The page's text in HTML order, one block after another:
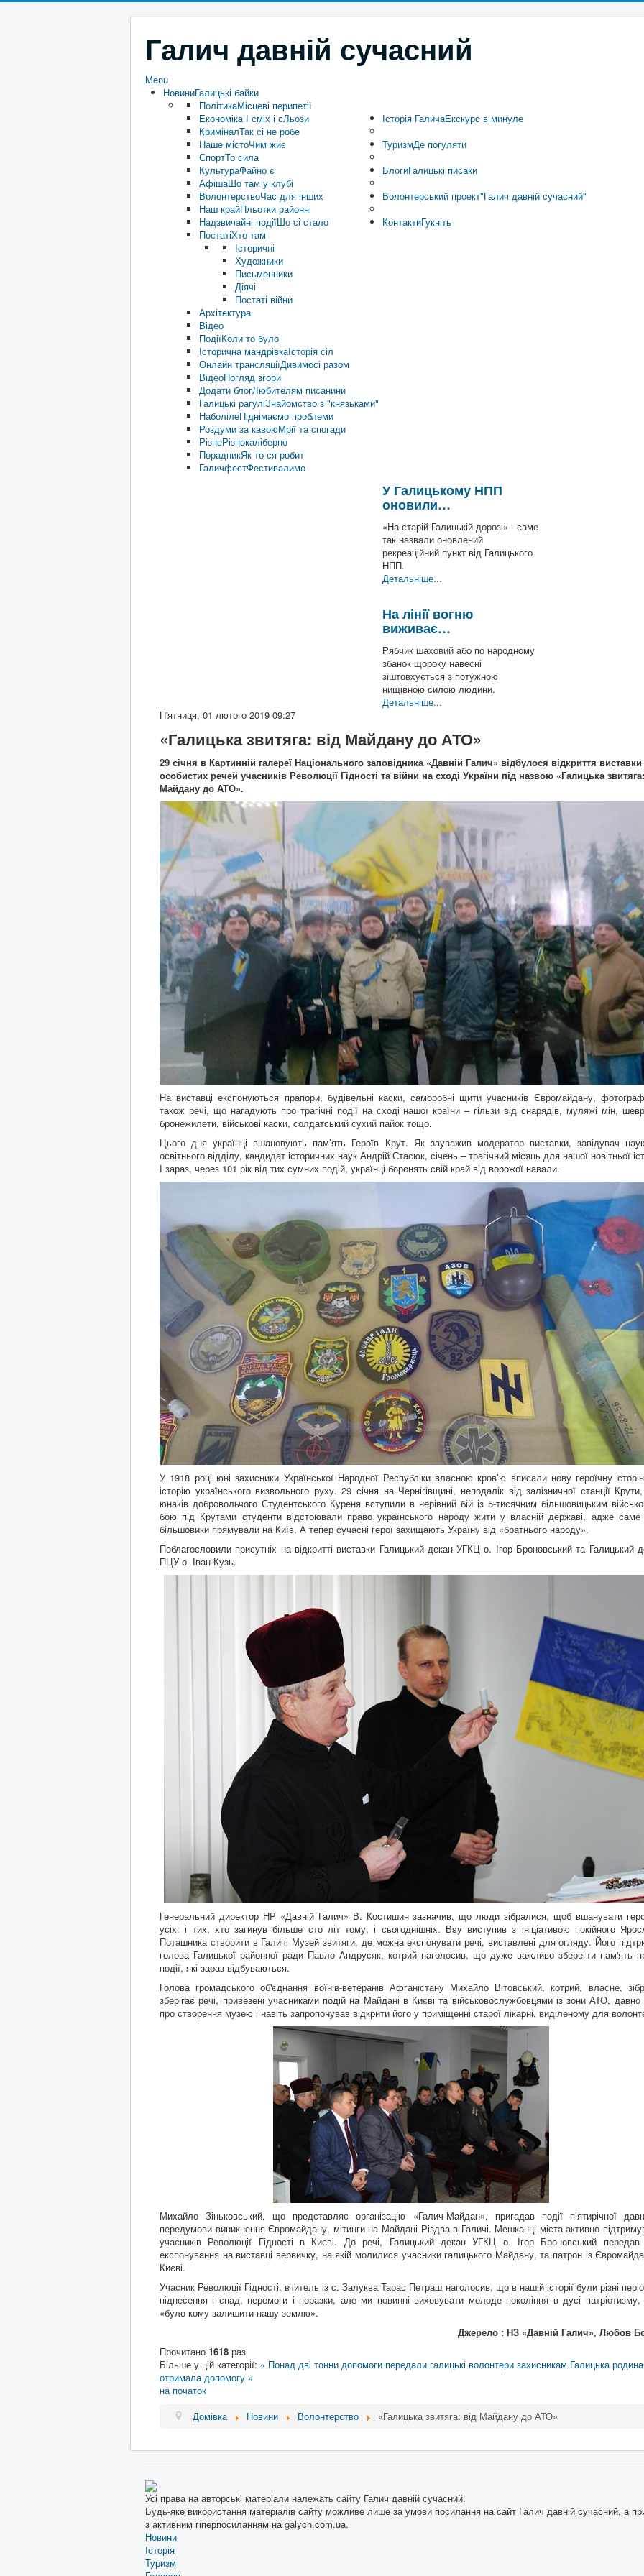
Галич давній сучасний
Menu
НовиниГалицькі байки
ПолітикаМісцеві перипетії
ЕкономікаІ сміх і сЛьози
КриміналТак сі не робе
Наше містоЧим жиє
СпортТо сила
КультураФайно є
АфішаШо там у клубі
ВолонтерствоЧас для інших
Наш крайПльотки районні
Надзвичайні подіїШо сі стало
Історія ГаличаЕкскурс в минуле
ПостатіХто там
Історичні
Художники
Письменники
Діячі
Постаті війни
Архітектура
Відео
ПодіїКоли то було
Історична мандрівкаІсторія сіл
ТуризмДе погуляти
Онлайн трансляціїДивимосі разом
ВідеоПогляд згори
БлогиГалицькі писаки
Додати блогЛюбителям писанини
Галицькі рагуліЗнайомство з "князьками"
НаболілеПіднімаємо проблеми
Роздуми за кавоюМрії та спогади
РізнеРізнокаліберно
ПорадникЯк то ся робит
Волонтерський проект"Галич давній сучасний"
ГаличфестФестивалимо
КонтактиГукніть
У Галицькому НПП
оновили…
«На старій Галицькій дорозі» - саме
так назвали оновлений
рекреаційний пункт від Галицького
НПП.
Детальніше...
На лінії вогню
виживає…
Рябчик шаховий або по народному
збанок щороку навесні
зіштовхується з потужною
нищівною силою людини.
Детальніше...
П'ятниця, 01 лютого 2019 09:27
«Галицька звитяга: від Майдану до АТО»
29 січня в Картинній галереї Національного заповідника «Давній Галич» відбулося відкриття виставки
особистих речей учасників Революції Гідності та війни на сході України під назвою «Галицька
Майдану до АТО».
На виставці експонуються прапори, будівельні каски, саморобні щити учасників Євромайдану,
також речі, що нагадують про трагічні події на сході нашої країни – гільзи від снарядів, муляжі мін,
бронежилети, військові каски, солдатський сухий пайок тощо.
Цього дня українці вшановують пам’ять Героїв Крут. Як зауважив модератор виставки, завідувач
освітнього відділу, кандидат історичних наук Андрій Стасюк, січень – трагічний місяць для нашої новітньої
І зараз, через 101 рік від тих сумних подій, українці боронять свій край від ворожої навали.
У 1918 році юні захисники Української Народної Республіки власною кров’ю вписали нову героїчну
історію українського визвольного руху. 29 січня на Чернігівщині, неподалік від залізничної станції
юнаків добровольчого Студентського Куреня вступили в нерівний бій із 5-тисячним більшовицьким
бою під Крутами студенти відстоювали право українського народу жити у власній державі, адже саме
більшовики прямували на Київ. А тепер сучасні герої захищають Україну від «братнього народу».
Поблагословили присутніх на відкритті виставки Галицький декан УГКЦ о. Ігор Броновський та Галицький
ПЦУ о. Іван Кузь.
Генеральний директор НP «Давній Галич» В. Костишин зазначив, що люди зібралися, щоб вшанувати
усіх: і тих, хто загинув більше сто літ тому, і сьогоднішніх. Вsy виступив з ініціативою покійного
Поташника створити в Галичі Музей звитяги, де можна експонувати речі, виставлені для огляду. Його
голова Галицької районної ради Павло Андрусяк, котрий наголосив, що дуже важливо зберегти пам'ять
події, які зараз відбуваються.
Голова громадського об'єднання воїнів-ветеранів Афганістану Михайло Вітовський, котрий, власне,
зберігає речі, привезені учасниками подій на Майдані в Києві та військовослужбовцями із зони АТО, давно
про створення музею і навіть запропонував відкрити його у приміщенні старої лікарні, виділеному для
Михайло Зіньковський, що представляє організацію «Галич-Майдан», пригадав події п’ятирічної
передумови виникнення Євромайдану, мітинги на Майдані Різдва в Галичі. Мешканці міста активно
учасників Революції Гідності в Києві. До речі, Галицький декан УГКЦ о. Ігор Броновський
експонування на виставці вервичку, на якій молилися учасники галицького Майдану, та патрон із
Києві.
Учасник Революції Гідності, вчитель із с. Залуква Тарас Петраш наголосив, що в нашій історії були різні
піднесення і спад, перемоги і поразки, але ми повинні виховувати молоде покоління в дусі
«було кому залишити нашу землю».
Джерело : НЗ «Давній Галич», Любов
Прочитано 1618 раз
Більше у цій категорії: « Понад дві тонни допомоги передали галицькі волонтери захисникам Галицька родина
отримала допомогу »
на початок
Домівка
Новини Волонтерство «Галицька звитяга: від Майдану до АТО»
Усі права на авторські матеріали належать сайту Галич давній сучасний.
Будь-яке використання матеріалів сайту можливе лише за умови посилання на сайт Галич давній сучасний, а
з активним гіперпосиланням на galych.com.ua.
Новини
Історія
Туризм